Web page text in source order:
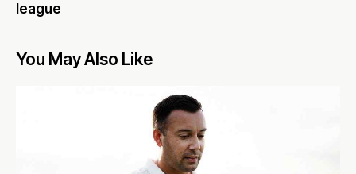
league
You May Also Like